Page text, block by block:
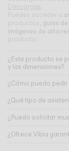
Descargas
Puedes acceder a
productos, guías
imágenes de alta
producto.
¿Este producto se
y las dimensiones?
¿Cómo puedo
¿Qué tipo de
¿Puedo solicitar
¿Ofrece Vibia